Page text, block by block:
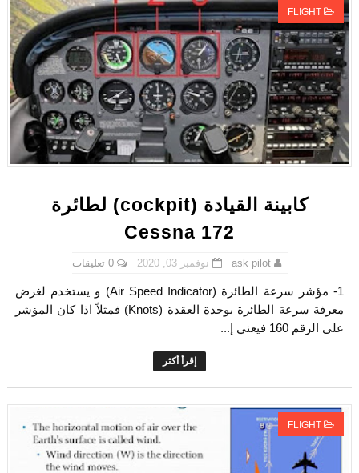
FLIGHT
كابينة القيادة (cockpit) لطائرة
Cessna 172
ask pilot نوفمبر 03, 2020 0 تعليقات
1- مؤشر سرعة الطائرة (Air Speed Indicator) و يستخدم لغرض
معرفة سرعة الطائرة بوحدة العقدة (Knots) فمثلاً اذا كان المؤشر
على الرقم 160 فيعني إ...
إقرأ أكثر
FLIGHT